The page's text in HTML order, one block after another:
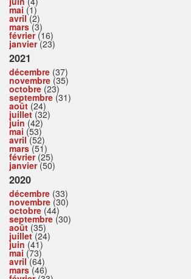
mai (1)
avril(2)
mars(3)
février(16)
janvier(23)
2021
décembre (37)
novembre (35)
octobre (23)
septembre (31)
août (24)
juillet(32)
juin (42)
mai (53)
avril(52)
mars(51)
février(25)
janvier(50)
2020
décembre (33)
novembre (30)
octobre (44)
septembre (30)
août (35)
juillet(24)
juin (41)
mai (73)
avril(64)
mars(46)